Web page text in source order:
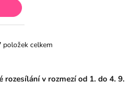
O
á
položek celkem
rozesílání v rozmezí od 1. do 4. 9.